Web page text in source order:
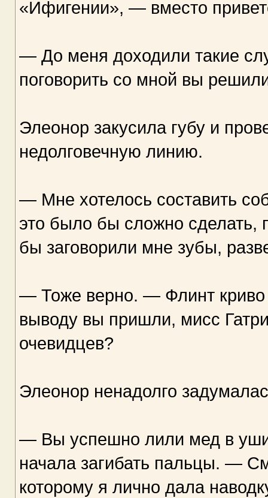
«Ифигении», — вместо
— До меня доходили такие
поговорить со мной вы
Элеонор закусила губу и
недолговечную линию.
— Мне хотелось составить
это было бы сложно сделать,
бы заговорили мне зубы,
— Тоже верно. — Флинт
выводу вы пришли, мисс
очевидцев?
Элеонор ненадолго
— Вы успешно лили мед в
начала загибать пальцы. —
которому я лично дала